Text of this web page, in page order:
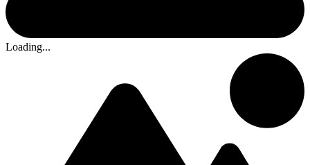
Loading...